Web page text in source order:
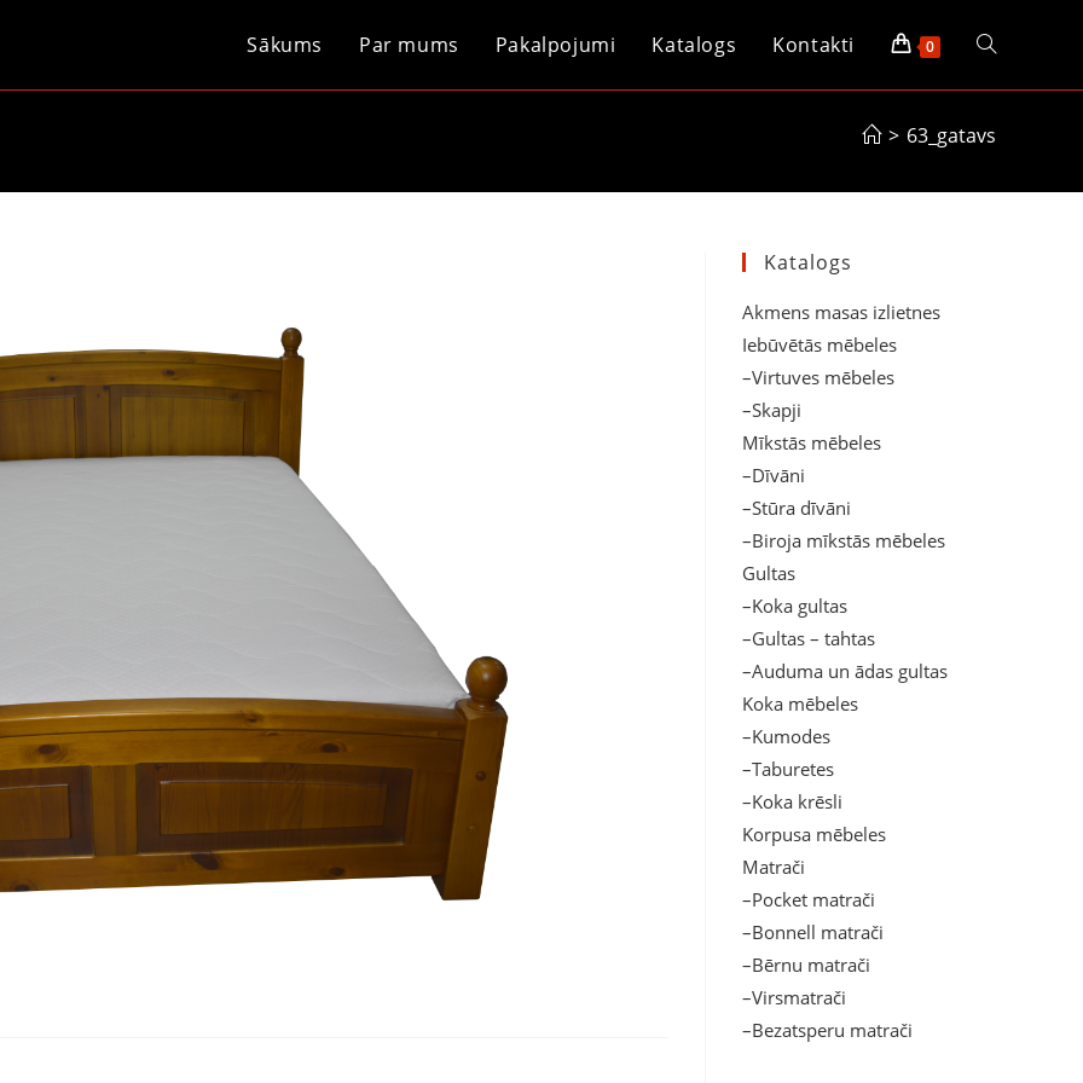
Sākums Par mums Pakalpojumi Katalogs Kontakti 0 Toggle
website
> 63_gatavs
Katalogs
Akmens masas izlietnes
Iebūvētās mēbeles
–Virtuves mēbeles
–Skapji
Mīkstās mēbeles
–Dīvāni
–Stūra dīvāni
–Biroja mīkstās mēbeles
Gultas
–Koka gultas
–Gultas – tahtas
–Auduma un ādas gultas
Koka mēbeles
–Kumodes
–Taburetes
–Koka krēsli
Korpusa mēbeles
Matrači
–Pocket matrači
–Bonnell matrači
–Bērnu matrači
–Virsmatrači
–Bezatsperu matrači